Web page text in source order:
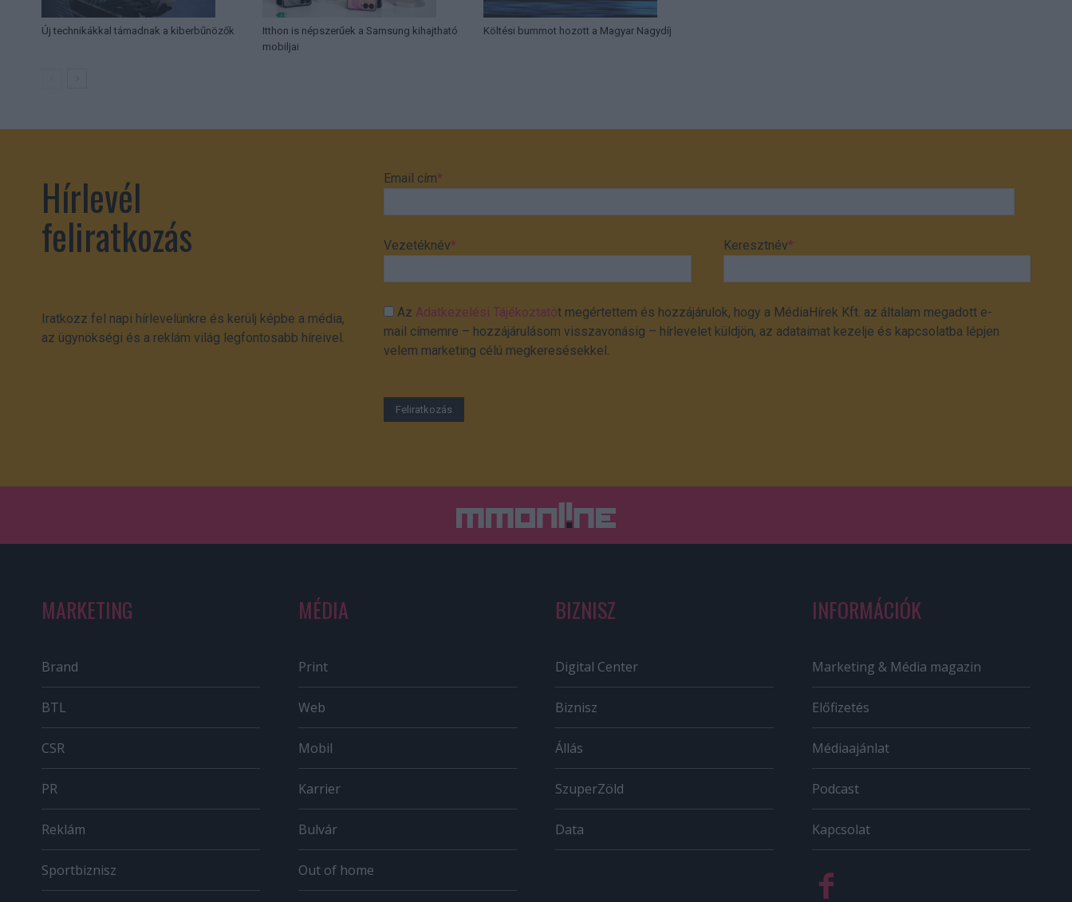
Új technikákkal támadnak a kiberbűnözők
Itthon is népszerűek a Samsung kihajtható
mobiljai
Költési bummot hozott a Magyar Nagydíj
Hírlevél
feliratkozás
Iratkozz fel napi hírlevelünkre és kerülj képbe a média,
az ügynökségi és a reklám világ legfontosabb híreivel.
Email cím*
Vezetéknév* Keresztnév*
AzAdatkezelési Tájékoztatót megértettem és hozzájárulok, hogy a MédiaHírek Kft. az általam megadott e-
mail címemre – hozzájárulásom visszavonásig – hírlevelet küldjön, az adataimat kezelje és kapcsolatba lépjen
velem marketing célú megkeresésekkel.
MARKETING
Brand
BTL
CSR
PR
Reklám
Sportbiznisz
MÉDIA
Print
Web
Mobil
Karrier
Bulvár
Out of home
BIZNISZ
Digital Center
Biznisz
Állás
SzuperZöld
Data
INFORMÁCIÓK
Marketing & Média magazin
Előfizetés
Médiaajánlat
Podcast
Kapcsolat